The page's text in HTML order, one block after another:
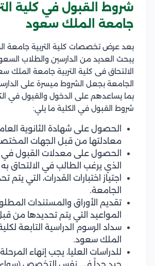
شروط القبول في كلية
جامعة الملك سعود
بعد عرض تخصصات كلية التربية جامعة
يبحث العديد من الدارسين والطلاب
الالتحاق فى كلية التربية جامعة
الجامعة بجعل الشروط ميسرة على
بما يساعدهم على الدخول والقبول في
شروط القبول في الكلية ما يلي:
الحصول على شهادة الثانوية
معادلتها من قبل الجهات
الحصول على معدلات القبول
الذي يرغب الطالب في الالتحاق
اجتياز اختبارات القدرات، التي
الجامعة.
تقديم الأوراق والمستندات
المواعيد التي يتم تحديدها من
سداد الرسوم الدراسية التابعة
الملك سعود.
للدراسات العليا، يجب إنهاء
جيد جداً في نفس التخصص (سواء